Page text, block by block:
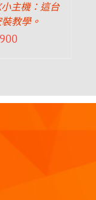
主機：這台
教學。